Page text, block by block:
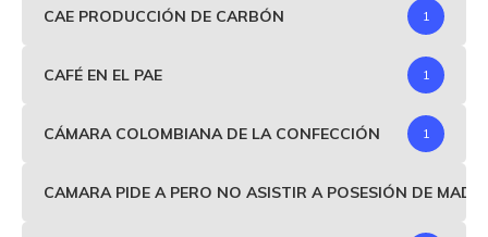
CAE PRODUCCIÓN DE CARBÓN 1
CAFÉ EN EL PAE 1
CÁMARA COLOMBIANA DE LA CONFECCIÓN 1
CAMARA PIDE A PERO NO ASISTIR A POSESIÓN DE